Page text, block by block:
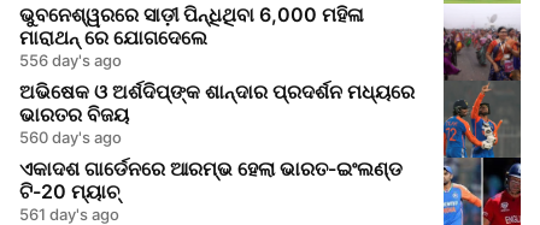
ଭୁବନେଶ୍ୱରରେ ସାଡ଼ୀ ପିନ୍ଧିଥିବା 6,000 ମହିଳା
ମାରାଥନ୍ ରେ ଯୋଗଦେଲେ
556 day's ago
ଅଭିଷେକ ଓ ଅର୍ଶଦିପ୍‌ଙ୍କ ଶାନ୍‌ଦାର ପ୍ରଦର୍ଶନ ମଧ୍ୟରେ
ଭାରତର ବିଜୟ
560 day's ago
ଏକାଦଶ ଗାର୍ଡେନରେ ଆରମ୍ଭ ହେଲା ଭାରତ-ଇଂଲଣ୍ଡ
ଟି-20 ମ୍ୟାଚ୍
561 day's ago